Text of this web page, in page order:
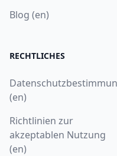
Blog (en)
RECHTLICHES
(en)
Richtlinien zur
akzeptablen Nutzung
(en)